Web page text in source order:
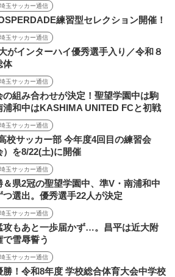
埼玉サッカー通信
練習型セレクション開催！
埼玉サッカー通信
がインターハイ優秀選手入り／令和８
体
埼玉サッカー通信
の組み合わせが決定！聖望学園中は駒
浦和中はKASHIMA UNITED FCと初戦
埼玉サッカー通信
校サッカー部 今年度4回目の練習会
）を8/22(土)に開催
埼玉サッカー通信
＆県2冠の聖望学園中、準V・南浦和中
選出。優秀選手22人が決定
埼玉サッカー通信
攻もあと一歩届かず…。昌平は近大附
雪辱誓う
埼玉サッカー通信
！令和8年度 学校総合体育大会中学校